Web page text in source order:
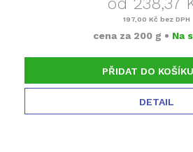
197,00 Kč bez DPH
cena za 200 g • Na
PŘIDAT DO KOŠÍKU
DETAIL